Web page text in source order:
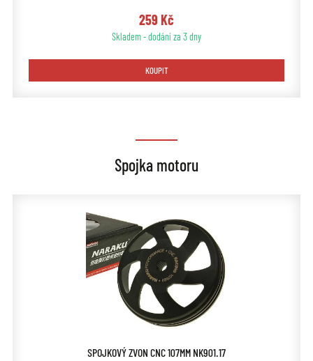
259 Kč
Skladem - dodání za 3 dny
KOUPIT
Spojka motoru
SPOJKOVÝ ZVON CNC 107MM NK901.17